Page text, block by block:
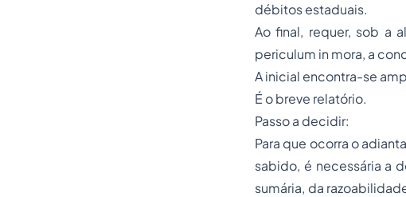
débitos estaduais.
Ao final, requer, sob a
periculum in mora, a
A inicial encontra-se
É o breve relatório.
Passo a decidir:
Para que ocorra o
sabido, é necessária a
sumária, da